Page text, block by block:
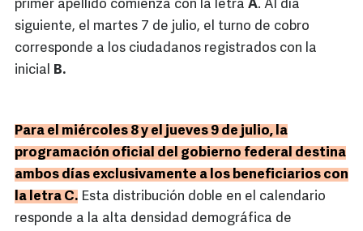
primer apellido comienza con la letra A. Al día
siguiente, el martes 7 de julio, el turno de cobro
corresponde a los ciudadanos registrados con la
inicial B.
Para el miércoles 8 y el jueves 9 de julio, la
programación oficial del gobierno federal destina
ambos días exclusivamente a los beneficiarios con
la letra C. Esta distribución doble en el calendario
responde a la alta densidad demográfica de